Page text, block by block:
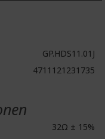
GP.HDS11.01J
4711121231735
32Ω ± 15%